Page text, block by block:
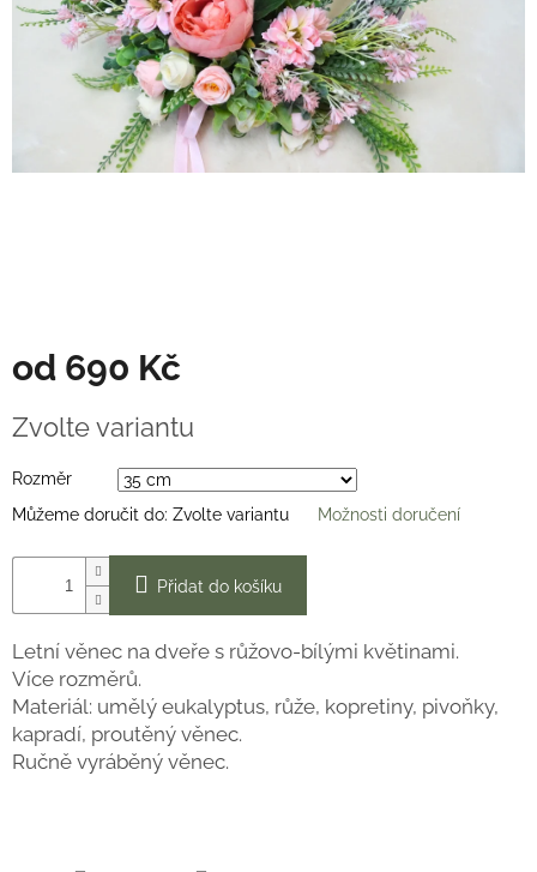
Věnce
na
Vše
mně
od 690 Kč
cena:
Zvolte variantu
Rozměr
Můžeme doručit do: Zvolte variantu Možnosti doručení
Přidat do košíku
Letní věnec na dveře s růžovo-bílými květinami.
Více rozměrů.
Materiál: umělý eukalyptus, růže, kopretiny, pivoňky,
kapradí, proutěný věnec.
Ručně vyráběný věnec.